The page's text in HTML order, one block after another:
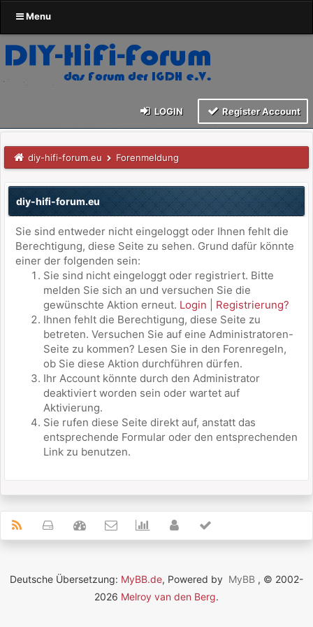
Menu
LOGIN Register Account
diy-hifi-forum.eu Forenmeldung
diy-hifi-forum.eu
Sie sind entweder nicht eingeloggt oder Ihnen fehlt die
Berechtigung, diese Seite zu sehen. Grund dafür könnte
einer der folgenden sein:
Sie sind nicht eingeloggt oder registriert. Bitte
melden Sie sich an und versuchen Sie die
gewünschte Aktion erneut. Login
Registrierung?
Ihnen fehlt die Berechtigung, diese Seite zu
betreten. Versuchen Sie auf eine Administratoren-
Seite zu kommen? Lesen Sie in den Forenregeln,
ob Sie diese Aktion durchführen dürfen.
Ihr Account könnte durch den Administrator
deaktiviert worden sein oder wartet auf
Aktivierung.
Sie rufen diese Seite direkt auf, anstatt das
entsprechende Formular oder den entsprechenden
Link zu benutzen.
Deutsche Übersetzung: MyBB.de, Powered by MyBB , © 2002-
2026 Melroy van den Berg.